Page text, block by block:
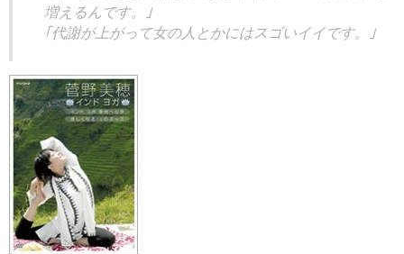
増えるんです。｣
｢代謝が上がって女の人とかにはスゴいイイです。｣